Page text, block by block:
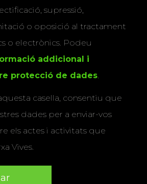
supressió,
o oposició al tractament
o electrònics. Podeu
addicional i
protecció de dades
casella, consentiu que
dades per a enviar-vos
els actes i activitats que
Vives.